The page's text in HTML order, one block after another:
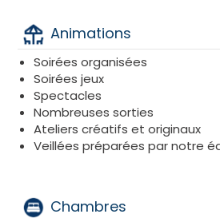
partage, de découverte et de
Nous convenons d’un point
les valeurs juives à travers des
de discussions et d’ateliers
renforcer la fraternité et la
participants.
Notre équipe d’animation
passionnée mettra tout en
des moments inoubliables.
Animations
Soirées organisées
Soirées jeux
Spectacles
Nombreuses sorties
Ateliers créatifs et originaux
Veillées préparées par notre
Chambres